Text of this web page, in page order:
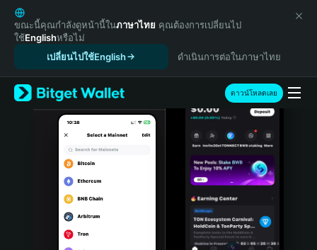
English
日本語
Tiếng Việt
Español (Latinoamérica)
Türkçe
Italiano
Português (Portugal)
Bahasa Indonesia
ขณะนี้คุณกำลังดูหน้านี้ในภาษาไทย คุณต้องการเปลี่ยนไป
ใช้Englishหรือไม่
เปลี่ยนไปใช้English
ดำเนินการต่อในภาษาไทย
ดาวน์โหลดเลย